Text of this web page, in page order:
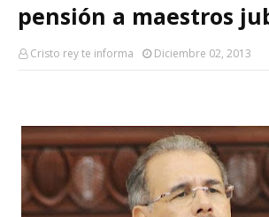
pensión a maestros
Cristo rey te informa Diciembre 02, 2013